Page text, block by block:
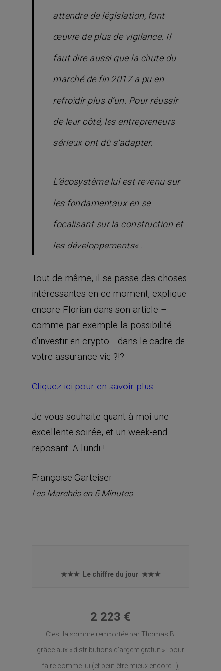
attendre de législation, font
œuvre de plus de vigilance. Il
faut dire aussi que la chute du
marché de fin 2017 a pu en
refroidir plus d’un. Pour réussir
de leur côté, les entrepreneurs
sérieux ont dû s’adapter.
L’écosystème lui est revenu sur
les fondamentaux en se
focalisant sur la construction et
les développements« .
Tout de même, il se passe des choses
intéressantes en ce moment, explique
encore Florian dans son article –
comme par exemple la possibilité
d’investir en crypto… dans le cadre de
votre assurance-vie ?!?
Cliquez ici pour en savoir plus.
Je vous souhaite quant à moi une
excellente soirée, et un week-end
reposant. A lundi !
Françoise Garteiser
Les Marchés en 5 Minutes
★★★ Le chiffre du jour ★★★
2 223 €
C’est la somme remportée par Thomas B.
grâce aux « distributions d’argent gratuit » : pour
faire comme lui (et peut-être mieux encore…),